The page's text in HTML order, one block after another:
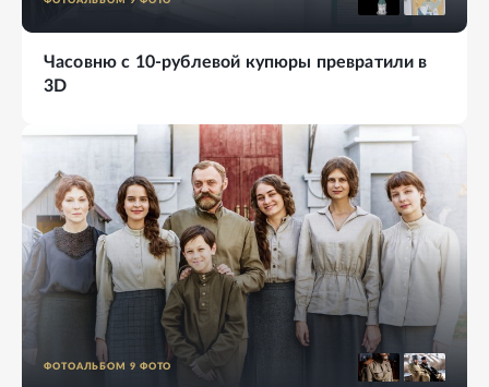
Часовню с 10-рублевой купюры превратили в
3D
ФОТОАЛЬБОМ 9 ФОТО